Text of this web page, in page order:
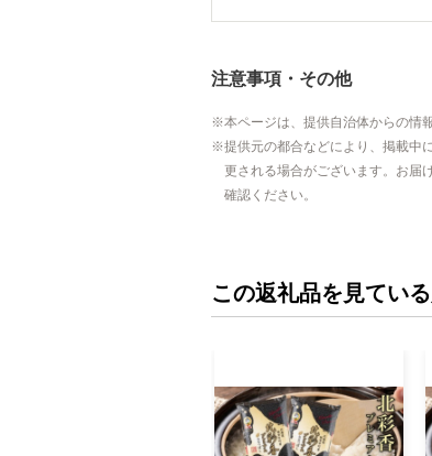
注意事項・その他
本ページは、提供自治体からの情
提供元の都合などにより、掲載中
更される場合がございます。お届
確認ください。
この返礼品を見てい